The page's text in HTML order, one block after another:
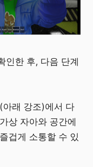
인한 후, 다음 단계
래 강조)에서 다
상 자아와 공간에
겁게 소통할 수 있